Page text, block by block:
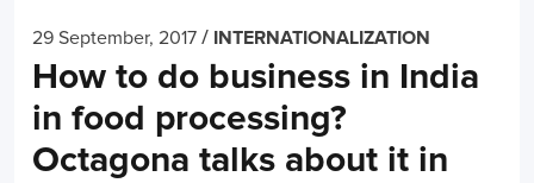
29 September, 2017 / INTERNATIONALIZATION
How to do business in India
in food processing?
Octagona talks about it in